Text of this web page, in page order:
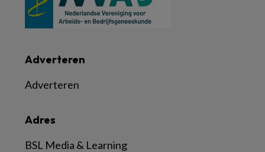
Adres
BSL Media & Learning
Adverteren
Adverteren